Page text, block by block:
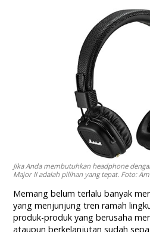
Jika Anda membutuhkan headphone
Major II adalah pilihan yang tepat. Foto:
Memang belum terlalu banyak
yang menjunjung tren ramah
produk-produk yang berusaha
ataupun berkelanjutan sudah